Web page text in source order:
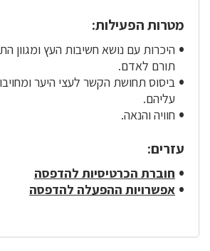
מטרות הפעילות:
היכרות עם נושא חשיבות העץ ומגוון
תורם לאדם.
ביסוס תחושת הקשר לעצי היער
עליהם.
חוויה והנאה.
עזרים:
חוברת הכרטיסיות להדפסה
אפשרויות ההפעלה להדפסה